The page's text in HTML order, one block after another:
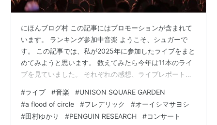
にほんブログ村 この記事にはプロモーションが含まれて
います。 ランキング参加中音楽 ようこそ、シュガーで
す。 この記事では、私が2025年に参加したライブをまと
めてみようと思います。 数えてみたら今年は11本のライ
ブを見ていました。 それぞれの感想、ライブレポート記
イブ参加記録 今年行ったライブまとめ FUKUOKA MUSIC
FES.2025 UNISON SQUARE GARDEN TOUR 2025
「Charisma & Princess」at Zepp Fukuoka UNISON
#ライブ #音楽 #UNISON SQUARE GARDEN
#a flood of circle #フレデリック #オーイシマサヨシ
#田村ゆかり #PENGUIN RESEARCH #コンサート